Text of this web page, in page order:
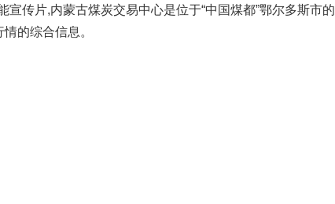
宣传片,内蒙古煤炭交易中心是位于“中国煤都”鄂尔多斯市的
的综合信息。